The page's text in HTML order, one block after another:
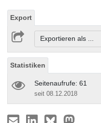
Export
Exportieren als ...
Statistiken
Seitenaufrufe: 61
seit 08.12.2018